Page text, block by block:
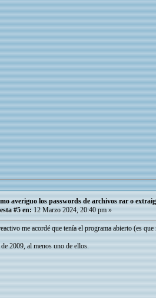
averiguo los passwords de archivos rar o
#5 en: 12 Marzo 2024, 20:40 pm »
me acordé que tenía el programa abierto (es
2009, al menos uno de ellos.